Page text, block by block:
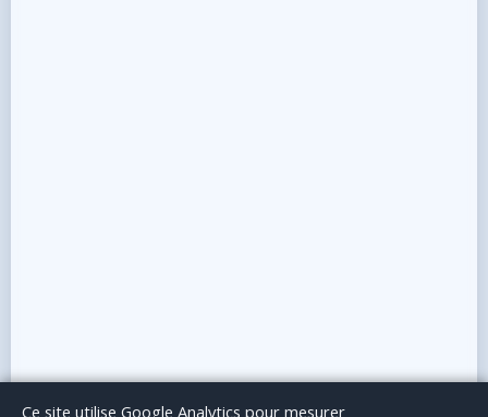
Le BlogPublicité Articles invitésMentions Légales
Ce site utilise Google Analytics pour mesurer